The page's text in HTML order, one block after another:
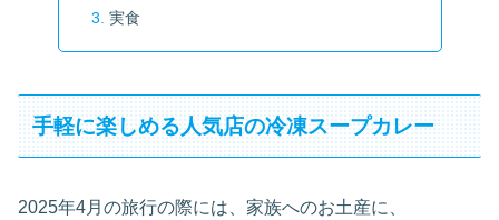
実食
手軽に楽しめる人気店の冷凍スープカレー
2025年4月の旅行の際には、家族へのお土産に、